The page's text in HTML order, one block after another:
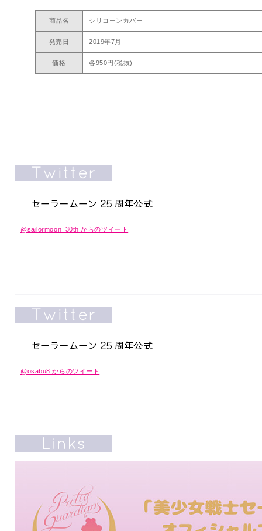
商品名 シリコーンカバー
発売日 2019年7月
価格 各950円(税抜)
@sailormoon_30th からのツイート
@osabu8 からのツイート